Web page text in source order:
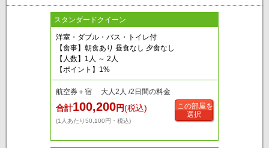
スタンダードクイーン
洋室・ダブル・バス・トイレ付
【食事】朝食あり 昼食なし 夕食なし
【人数】1人 ～ 2人
【ポイント】1%
航空券＋宿 大人2人 /2日間の料金
合計100,200円(税込)
(1人あたり50,100円・税込)
この部屋を
選択